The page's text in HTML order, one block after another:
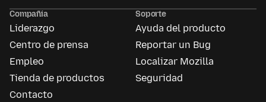
Ads
Compañía
Liderazgo
Centro de prensa
Empleo
Tienda de productos
Contacto
Soporte
Ayuda del producto
Reportar un Bug
Localizar Mozilla
Seguridad